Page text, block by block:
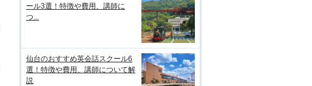
ール3選！特徴や費用、講師に
つ...
仙台のおすすめ英会話スクール6
選！特徴や費用、講師について解
説